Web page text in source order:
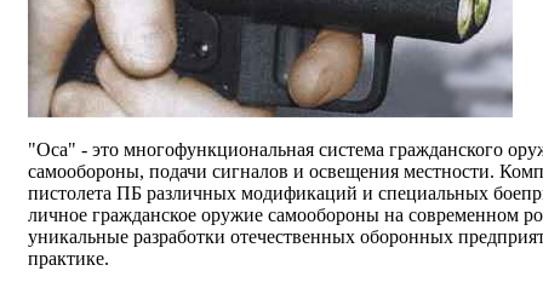
"Оса" - это многофункциональная система гражданского
самообороны, подачи сигналов и освещения местности.
пистолета ПБ различных модификаций и специальных
личное гражданское оружие самообороны на современном
уникальные разработки отечественных оборонных
практике.